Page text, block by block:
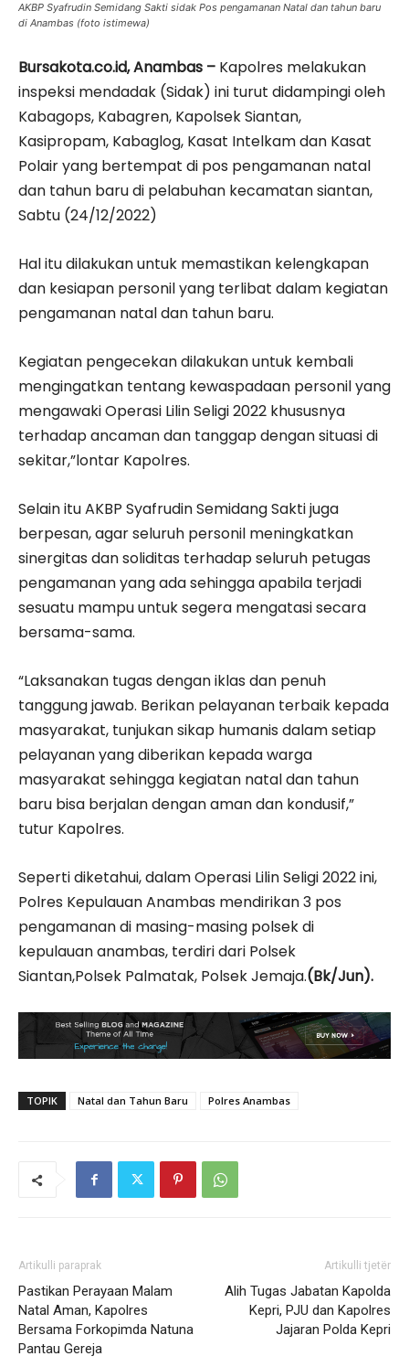
AKBP Syafrudin Semidang Sakti sidak Pos pengamanan Natal dan tahun baru
di Anambas (foto istimewa)
Bursakota.co.id, Anambas – Kapolres melakukan
inspeksi mendadak (Sidak) ini turut didampingi oleh
Kabagops, Kabagren, Kapolsek Siantan,
Kasipropam, Kabaglog, Kasat Intelkam dan Kasat
Polair yang bertempat di pos pengamanan natal
dan tahun baru di pelabuhan kecamatan siantan,
Sabtu (24/12/2022)
Hal itu dilakukan untuk memastikan kelengkapan
dan kesiapan personil yang terlibat dalam kegiatan
pengamanan natal dan tahun baru.
Kegiatan pengecekan dilakukan untuk kembali
mengingatkan tentang kewaspadaan personil yang
mengawaki Operasi Lilin Seligi 2022 khususnya
terhadap ancaman dan tanggap dengan situasi di
sekitar,”lontar Kapolres.
Selain itu AKBP Syafrudin Semidang Sakti juga
berpesan, agar seluruh personil meningkatkan
sinergitas dan soliditas terhadap seluruh petugas
pengamanan yang ada sehingga apabila terjadi
sesuatu mampu untuk segera mengatasi secara
bersama-sama.
“Laksanakan tugas dengan iklas dan penuh
tanggung jawab. Berikan pelayanan terbaik kepada
masyarakat, tunjukan sikap humanis dalam setiap
pelayanan yang diberikan kepada warga
masyarakat sehingga kegiatan natal dan tahun
baru bisa berjalan dengan aman dan kondusif,”
tutur Kapolres.
Seperti diketahui, dalam Operasi Lilin Seligi 2022 ini,
Polres Kepulauan Anambas mendirikan 3 pos
pengamanan di masing-masing polsek di
kepulauan anambas, terdiri dari Polsek
Siantan,Polsek Palmatak, Polsek Jemaja.(Bk/Jun).
TOPIK Natal dan Tahun Baru Polres Anambas
Artikulli paraprak
Pastikan Perayaan Malam
Natal Aman, Kapolres
Bersama Forkopimda Natuna
Pantau Gereja
Artikulli tjetër
Alih Tugas Jabatan Kapolda
Kepri, PJU dan Kapolres
Jajaran Polda Kepri